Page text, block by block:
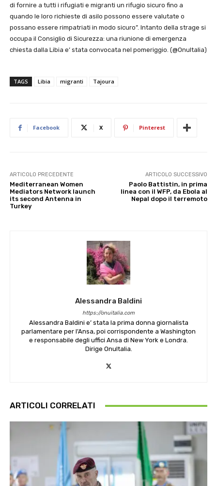
di fornire a tutti i rifugiati e migranti un rifugio sicuro fino a
quando le loro richieste di asilo possono essere valutate o
possano essere rimpatriati in modo sicuro”. Intanto della strage si
occupa il Consiglio di Sicurezza: una riunione di emergenza
chiesta dalla Libia e’ stata convocata nel pomeriggio. (@OnuItalia)
TAGS Libia migranti Tajoura
Facebook X Pinterest
ARTICOLO PRECEDENTE
Mediterranean Women
Mediators Network launch
its second Antenna in
Turkey
ARTICOLO SUCCESSIVO
Paolo Battistin, in prima
linea con il WFP, da Ebola al
Nepal dopo il terremoto
Alessandra Baldini
https://onuitalia.com
Alessandra Baldini e’ stata la prima donna giornalista
parlamentare per l’Ansa, poi corrispondente a Washington
e responsabile degli uffici Ansa di New York e Londra.
Dirige OnuItalia.
ARTICOLI CORRELATI